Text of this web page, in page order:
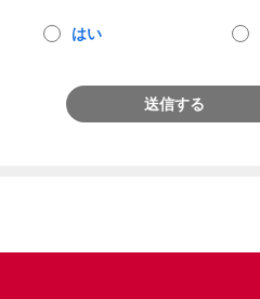
はい
送信する